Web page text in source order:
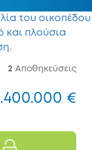
2 Αποθηκεύσεις
1.400.000 €